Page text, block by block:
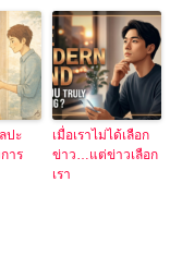
ปะ
าร
เมื่อเราไม่ได้เลือก
ข่าว…แต่ข่าวเลือก
เรา